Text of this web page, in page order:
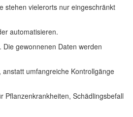
stehen vielerorts nur eingeschränkt
automatisieren.
gewonnenen Daten werden
umfangreiche Kontrollgänge
Pflanzenkrankheiten, Schädlingsbefall